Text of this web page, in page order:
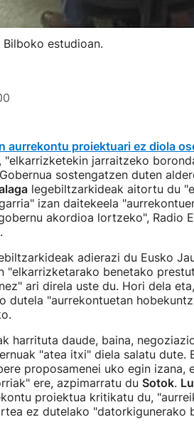
estudioan.
aurrekontu proiektuari ez diola
"elkarrizketekin jarraitzeko
sostengatzen duten
legebiltzarkideak aitortu du
izan daitekeela
akordioa lortzeko", Radio
adierazi du Eusko
"elkarrizketarako benetako
ari direla uste du. Hori dela
dutela "aurrekontuetan
harrituta daude, baina,
"atea itxi" diela salatu dute.
proposamenei uko egin izana,
ere, azpimarratu du Sotok.
proiektua kritikatu du,
ez dutelako "datorkigunerako